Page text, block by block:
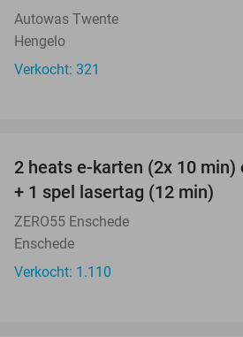
Autowas Twente
Hengelo
Verkocht: 321
2 heats e-karten (2x 10
+ 1 spel lasertag (12 min)
ZERO55 Enschede
Enschede
Verkocht: 1.110